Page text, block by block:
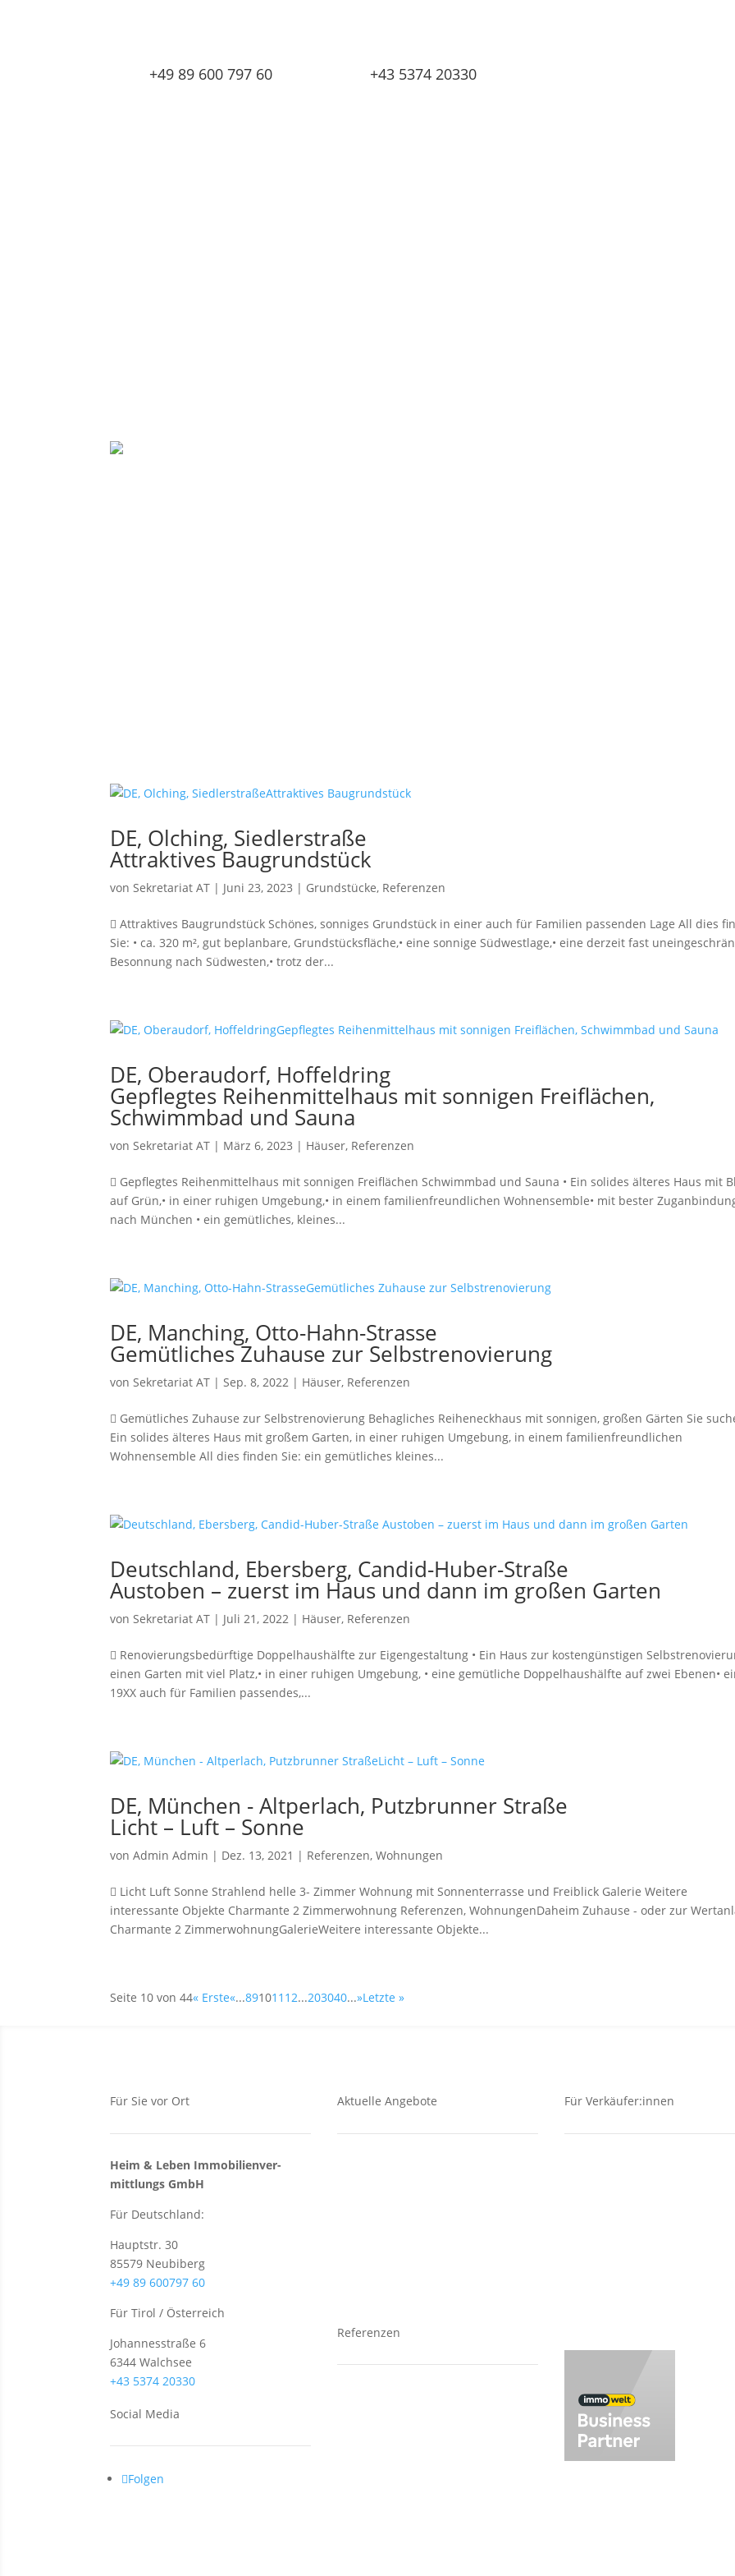
+49 89 600 797 60 +43 5374 20330
DE, Olching, Siedlerstraße
Attraktives Baugrundstück
von Sekretariat AT | Juni 23, 2023 | Grundstücke, Referenzen
 Attraktives Baugrundstück Schönes, sonniges Grundstück in einer auch für Familien passenden Lage All dies
Sie: • ca. 320 m², gut beplanbare, Grundstücksfläche,• eine sonnige Südwestlage,• eine derzeit fast
Besonnung nach Südwesten,• trotz der...
DE, Oberaudorf, Hoffeldring
Gepflegtes Reihenmittelhaus mit sonnigen Freiflächen,
Schwimmbad und Sauna
von Sekretariat AT | März 6, 2023 | Häuser, Referenzen
 Gepflegtes Reihenmittelhaus mit sonnigen Freiflächen Schwimmbad und Sauna • Ein solides älteres Haus mit
auf Grün,• in einer ruhigen Umgebung,• in einem familienfreundlichen Wohnensemble• mit bester
nach München • ein gemütliches, kleines...
DE, Manching, Otto-Hahn-Strasse
Gemütliches Zuhause zur Selbstrenovierung
von Sekretariat AT | Sep. 8, 2022 | Häuser, Referenzen
 Gemütliches Zuhause zur Selbstrenovierung Behagliches Reiheneckhaus mit sonnigen, großen Gärten Sie
Ein solides älteres Haus mit großem Garten, in einer ruhigen Umgebung, in einem familienfreundlichen
Wohnensemble All dies finden Sie: ein gemütliches kleines...
Deutschland, Ebersberg, Candid-Huber-Straße
Austoben – zuerst im Haus und dann im großen Garten
von Sekretariat AT | Juli 21, 2022 | Häuser, Referenzen
 Renovierungsbedürftige Doppelhaushälfte zur Eigengestaltung • Ein Haus zur kostengünstigen
einen Garten mit viel Platz,• in einer ruhigen Umgebung, • eine gemütliche Doppelhaushälfte auf zwei Ebenen•
19XX auch für Familien passendes,...
DE, München - Altperlach, Putzbrunner Straße
Licht – Luft – Sonne
vonAdmin Admin | Dez. 13, 2021 | Referenzen,Wohnungen
 Licht Luft Sonne Strahlend helle 3- Zimmer Wohnung mit Sonnenterrasse und Freiblick Galerie Weitere
interessante Objekte Charmante 2 Zimmerwohnung Referenzen, WohnungenDaheim Zuhause - oder zur
Charmante 2 ZimmerwohnungGalerieWeitere interessante Objekte...
Seite 10 von 44« Erste«...891011 12...203040...»Letzte »
Für Sie vor Ort
Heim & Leben Immo­bilien­ver­
mittlungs GmbH
Für Deutschland:
Hauptstr. 30
85579 Neubiberg
+49 89 600797 60
Für Tirol / Österreich
Johannesstraße 6
6344 Walchsee
+43 5374 20330
Social Media
Folgen
Aktuelle Angebote
Referenzen
Für Verkäufer:innen